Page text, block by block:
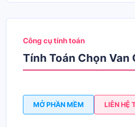
Công cụ tính toán
Tính Toán Chọn Van
MỞ PHẦN MỀM LIÊN HỆ